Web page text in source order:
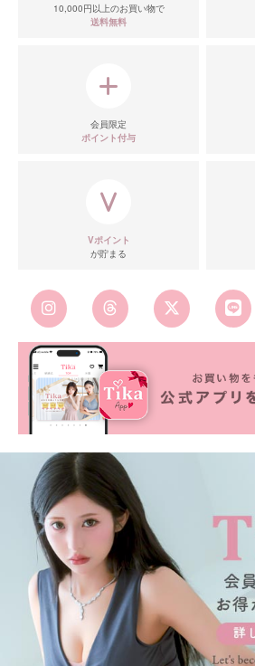
■カラーバリエーション
10,000円以上のお買い物で
送料無料
会員限定
ポイント付与
Vポイント
が貯まる